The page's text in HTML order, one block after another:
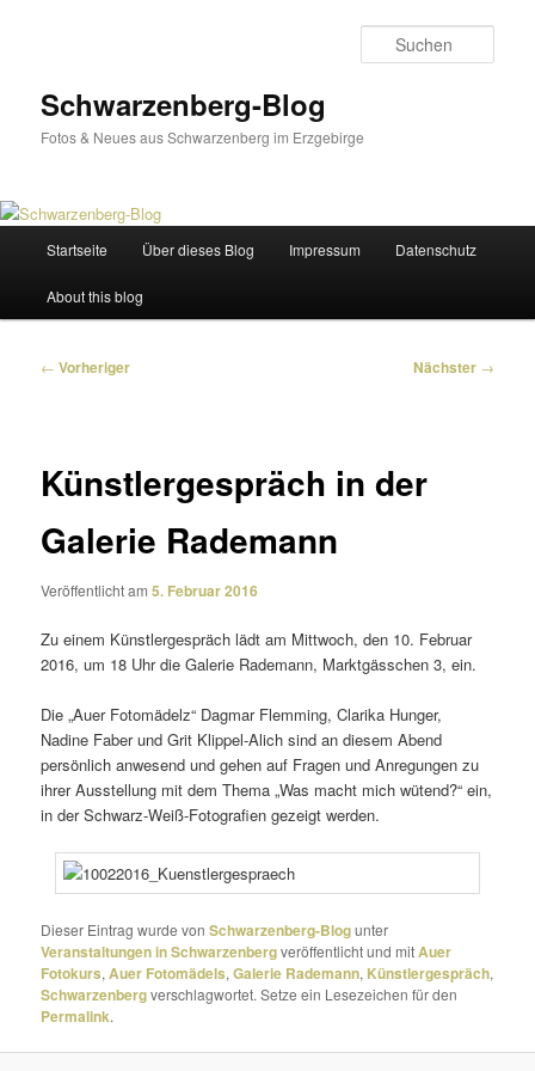
Schwarzenberg-Blog
Fotos & Neues aus Schwarzenberg im Erzgebirge
Startseite Über dieses Blog Impressum Datenschutz
About this blog
Beitragsnavigation
← Vorheriger Nächster →
Künstlergespräch in der
Galerie Rademann
Veröffentlicht am5. Februar 2016
Zu einem Künstlergespräch lädt am Mittwoch, den 10. Februar
2016, um 18 Uhr die Galerie Rademann, Marktgässchen 3, ein.
Die „Auer Fotomädelz“ Dagmar Flemming, Clarika Hunger,
Nadine Faber und Grit Klippel-Alich sind an diesem Abend
persön­lich anwe­send und gehen auf Fragen und Anregungen zu
ihrer Ausstellung mit dem Thema „Was macht mich wütend?“ ein,
in der Schwarz-Weiß-Fotografien gezeigt werden.
Dieser Eintrag wurde vonSchwarzenberg-Blogunter
Veranstaltungen in Schwarzenbergveröffentlicht und mitAuer
Fotokurs,Auer Fotomädels,Galerie Rademann, Künstlergespräch,
Schwarzenbergverschlagwortet. Setze ein Lesezeichen für den
Permalink.